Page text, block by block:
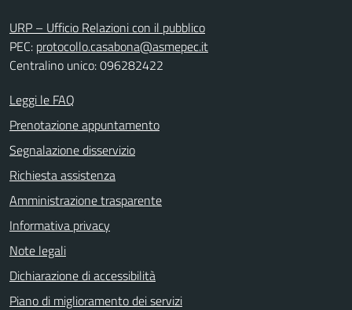
URP – Ufficio Relazioni con il pubblico
PEC: protocollo.casabona@asmepec.it
Centralino unico: 096282422
Leggi le FAQ
Prenotazione appuntamento
Segnalazione disservizio
Richiesta assistenza
Amministrazione trasparente
Informativa privacy
Note legali
Dichiarazione di accessibilità
Piano di miglioramento dei servizi